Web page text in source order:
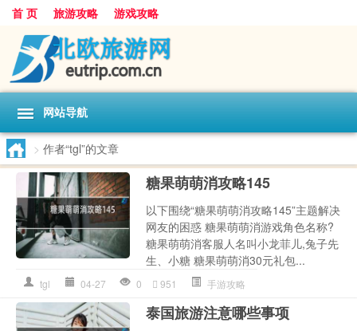
首 页 旅游攻略 游戏攻略
网站导航
> 作者“tgl”的文章
糖果萌萌消攻略145
以下围绕“糖果萌萌消攻略145”主题解决
网友的困惑 糖果萌萌消游戏角色名称?
糖果萌萌消客服人名叫小龙菲儿,兔子先
生、小糖 糖果萌萌消30元礼包...
tgl 04-27 0 951 手游攻略
泰国旅游注意哪些事项